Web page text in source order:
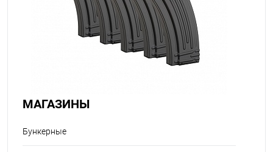
МАГАЗИНЫ
Бункерные